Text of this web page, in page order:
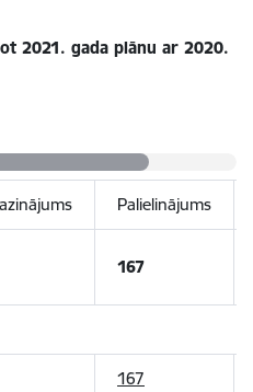
2021. gada plānu ar 2020.
Palielinājums
167
167